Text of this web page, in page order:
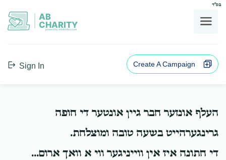
בס"ד
AB
CHARITY
powerd by ahblicklive.com
Sign In Create A Campaign
העלף אונזער חבר גיין אונטער די חופה
גרינגערהייט בשעה טובה ומוצלחת.
די חתונה איז אין ווייניגער ווי א וואך ארום...